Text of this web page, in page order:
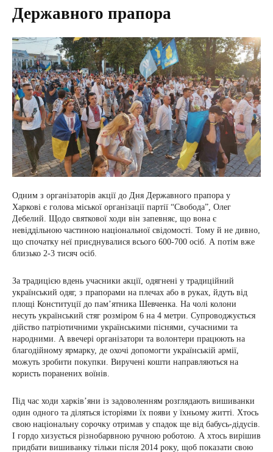
Державного прапора
Одним з організаторів акції до Дня Державного прапора у
Харкові є голова міської організації партії “Свобода”, Олег
Дебелий. Щодо святкової ходи він запевняє, що вона є
невіддільною частиною національної свідомості. Тому й не дивно,
що спочатку неї приєднувалися всього 600-700 осіб. А потім вже
близько 2-3 тисяч осіб.
За традицією вдень учасники акції, одягнені у традиційний
український одяг, з прапорами на плечах або в руках, йдуть від
площі Конституції до пам’ятника Шевченка. На чолі колони
несуть український стяг розміром 6 на 4 метри. Супроводжується
дійство патріотичними українськими піснями, сучасними та
народними. А ввечері організатори та волонтери працюють на
благодійному ярмарку, де охочі допомогти українській армії,
можуть зробити покупки. Виручені кошти направляються на
користь поранених воїнів.
Під час ходи харків’яни із задоволенням розглядають вишиванки
один одного та діляться історіями їх появи у їхньому житті. Хтось
свою національну сорочку отримав у спадок ще від бабусь-дідусів.
І гордо хизується різнобарвною ручною роботою. А хтось вирішив
придбати вишиванку тільки після 2014 року, щоб показати свою